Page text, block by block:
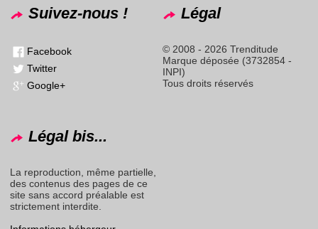
Suivez-nous !
Facebook
Twitter
Google+
Légal
© 2008 - 2026 Trenditude
Marque déposée (3732854 -
INPI)
Tous droits réservés
Légal bis...
La reproduction, même partielle,
des contenus des pages de ce
site sans accord préalable est
strictement interdite.